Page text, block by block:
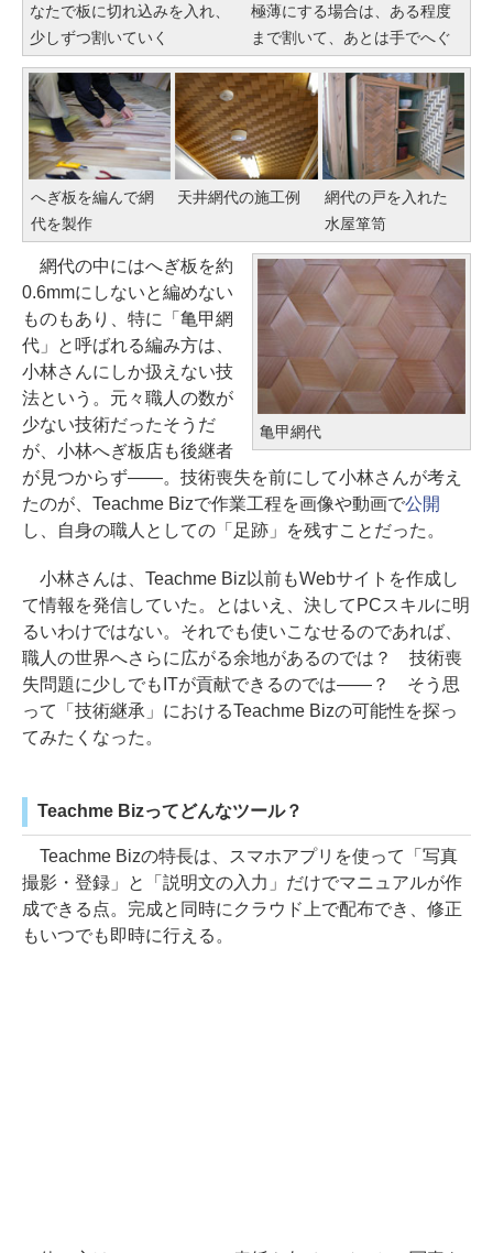
なたで板に切れ込みを入れ、
少しずつ割いていく
極薄にする場合は、ある程度
まで割いて、あとは手でへぐ
へぎ板を編んで網
代を製作
天井網代の施工例
網代の戸を入れた
水屋箪笥
亀甲網代
網代の中にはへぎ板を約
0.6mmにしないと編めない
ものもあり、特に「亀甲網
代」と呼ばれる編み方は、
小林さんにしか扱えない技
法という。元々職人の数が
少ない技術だったそうだ
が、小林へぎ板店も後継者
が見つからず――。技術喪失を前にして小林さんが考え
たのが、Teachme Bizで作業工程を画像や動画で公開
し、自身の職人としての「足跡」を残すことだった。
小林さんは、Teachme Biz以前もWebサイトを作成し
て情報を発信していた。とはいえ、決してPCスキルに明
るいわけではない。それでも使いこなせるのであれば、
職人の世界へさらに広がる余地があるのでは？ 技術喪
失問題に少しでもITが貢献できるのでは――？ そう思
って「技術継承」におけるTeachme Bizの可能性を探っ
てみたくなった。
Teachme Bizってどんなツール？
Teachme Bizの特長は、スマホアプリを使って「写真
撮影・登録」と「説明文の入力」だけでマニュアルが作
成できる点。完成と同時にクラウド上で配布でき、修正
もいつでも即時に行える。